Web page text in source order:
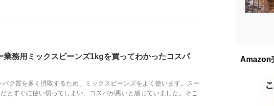
業務用ミックスビーンズ1kgを買ってわかったコスパ
ク質を多く摂取するため、ミックスビーンズをよく使います。スー
とすぐに使い切ってしまい、コスパが悪いと感じていました。そこ
Amazon